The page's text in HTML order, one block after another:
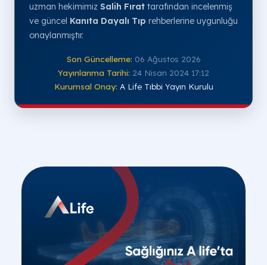
uzman hekimimiz Salih Fırat tarafından incelenmiş
ve güncel Kanıta Dayalı Tıp rehberlerine uygunluğu
onaylanmıştır.
Son Güncelleme: 06 Ağustos 2026
Yayınlanma Tarihi: 24 Nisan 2024 17:12
Kurumsal Onay: A Life Tıbbi Yayın Kurulu